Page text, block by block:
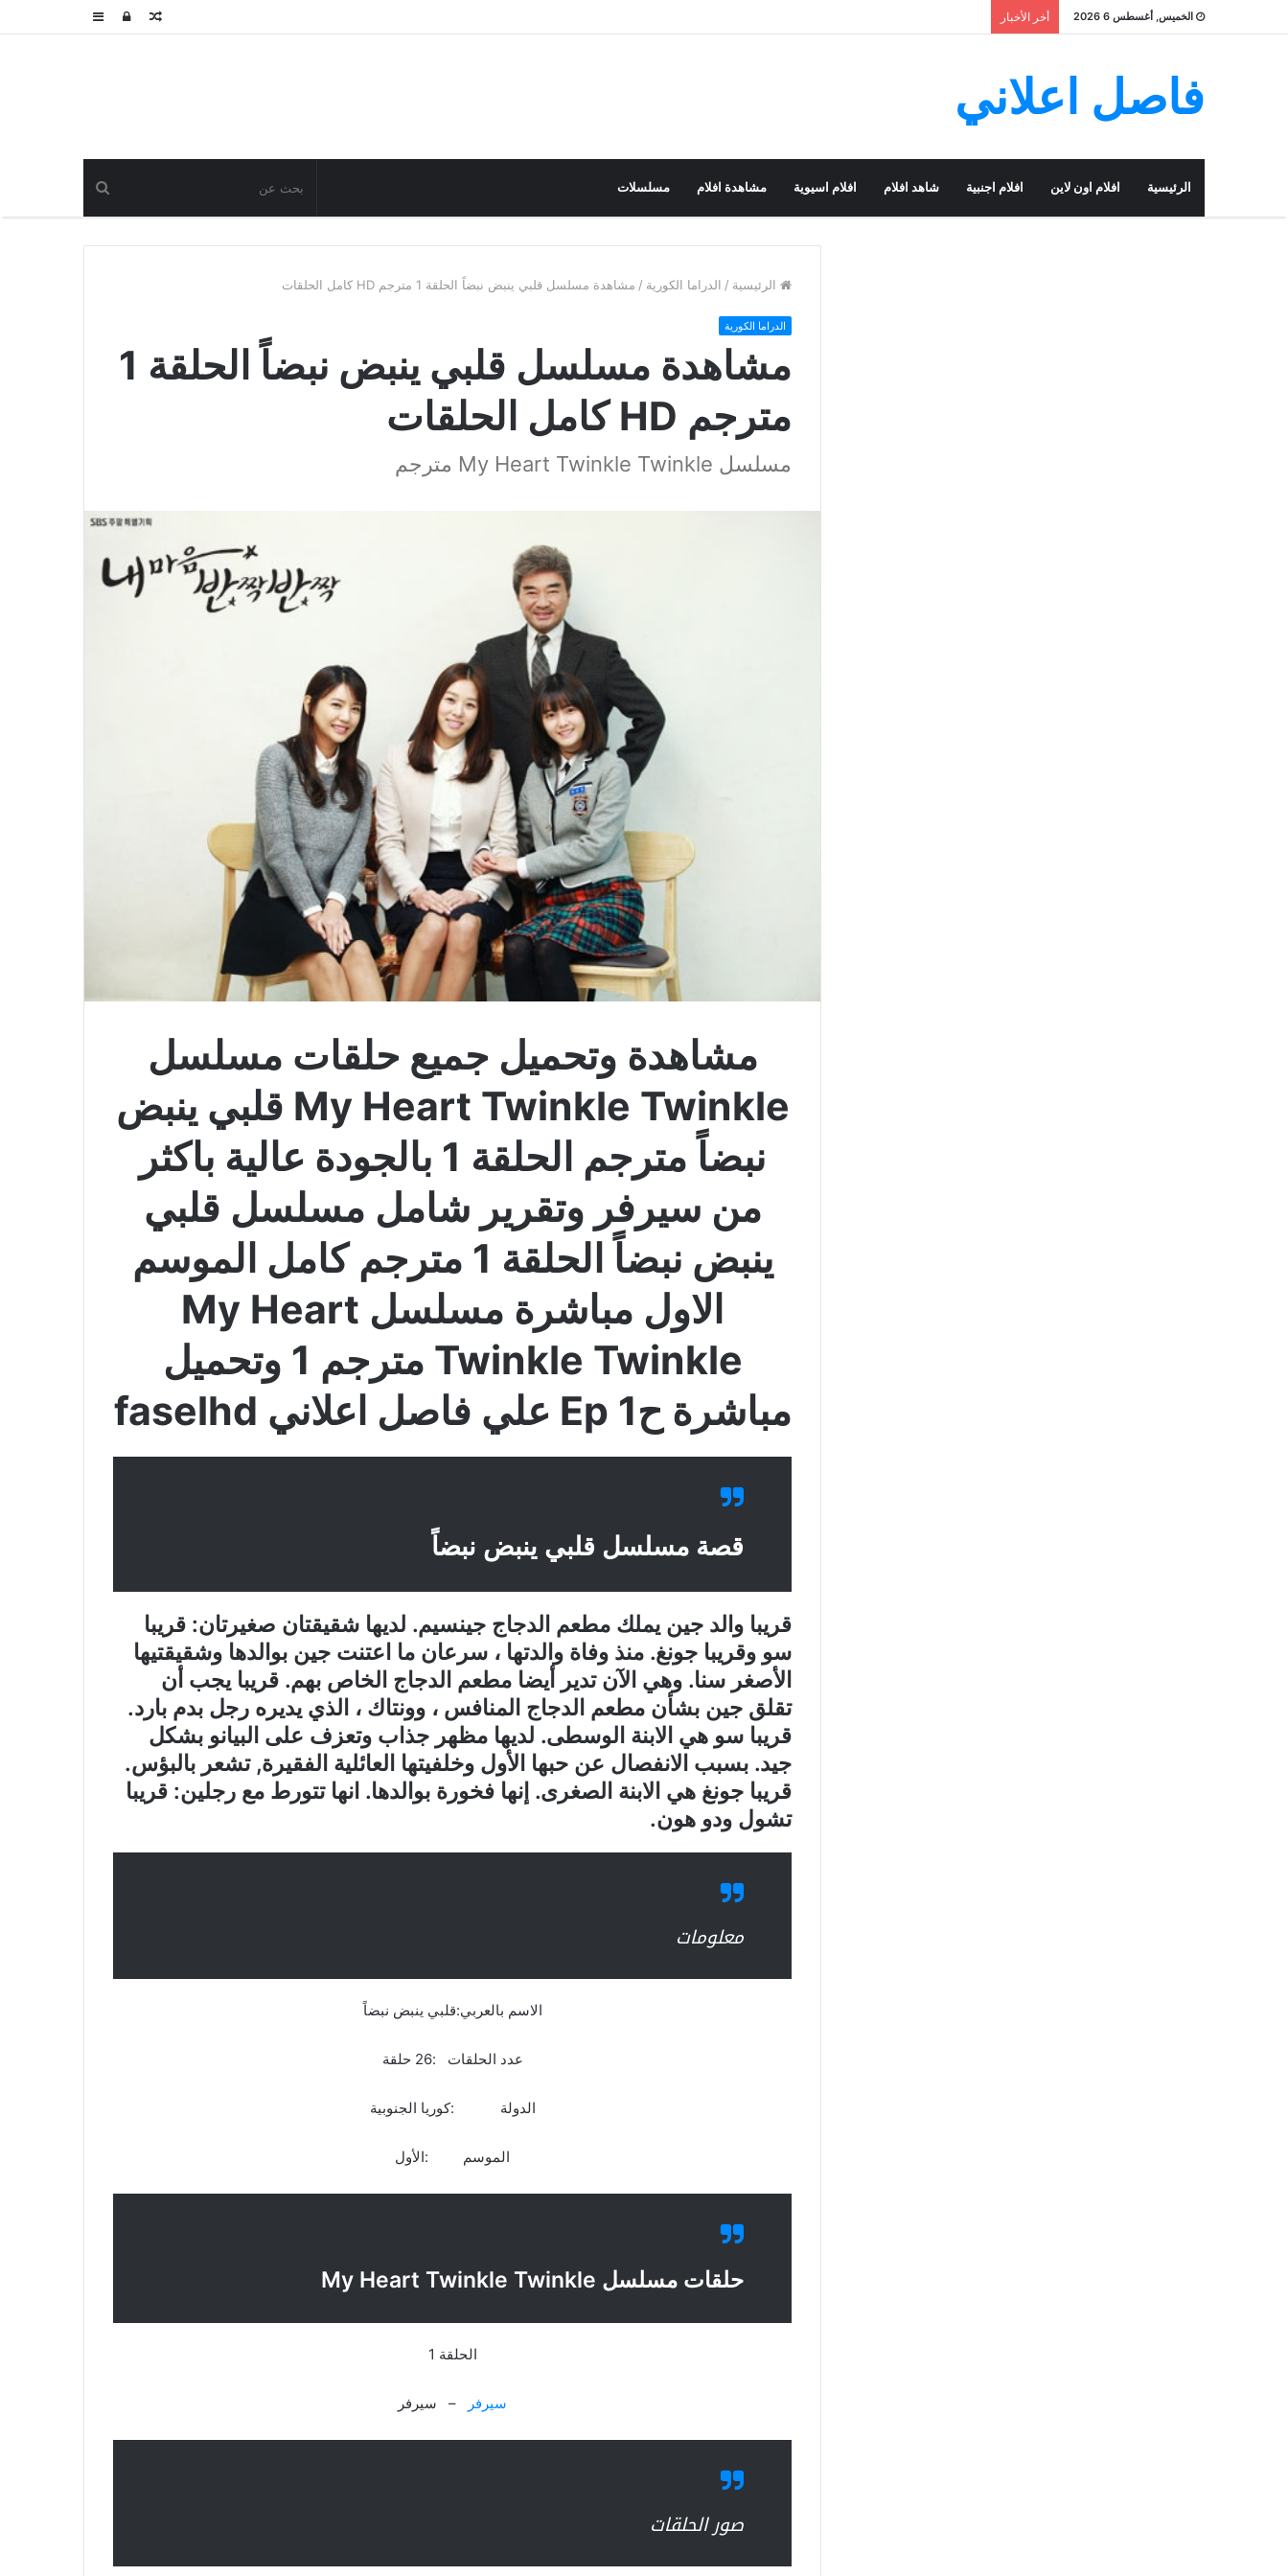
الخميس, أغسطس 6 2026 أخر الأخبار عمودتسجيلمقال
فاصل اعلاني
الرئيسية افلام اون لاين افلام اجنبية شاهد افلام افلام اسيوية مشاهدة افلام مسلسلات
الرئيسية / الدراما الكورية / مشاهدة مسلسل قلبي ينبض نبضاً الحلقة 1 مترجم HD كامل الحلقات
الدراما الكورية
مشاهدة مسلسل قلبي ينبض نبضاً الحلقة 1
مترجم HD كامل الحلقات
مسلسل My Heart Twinkle Twinkle مترجم
مشاهدة وتحميل جميع حلقات مسلسل
My Heart Twinkle Twinkle قلبي ينبض
نبضاً مترجم الحلقة 1 بالجودة عالية باكثر
من سيرفر وتقرير شامل مسلسل قلبي
ينبض نبضاً الحلقة 1 مترجم كامل الموسم
الاول مباشرة مسلسل My Heart
Twinkle Twinkle مترجم 1 وتحميل
مباشرة ح1 Ep علي فاصل اعلاني faselhd
قصة مسلسل قلبي ينبض نبضاً
قريبا والد جين يملك مطعم الدجاج جينسيم. لديها شقيقتان صغيرتان: قريبا
سو وقريبا جونغ. منذ وفاة والدتها ، سرعان ما اعتنت جين بوالدها وشقيقتيها
الأصغر سنا. وهي الآن تدير أيضا مطعم الدجاج الخاص بهم. قريبا يجب أن
تقلق جين بشأن مطعم الدجاج المنافس ، وونتاك ، الذي يديره رجل بدم بارد.
قريبا سو هي الابنة الوسطى. لديها مظهر جذاب وتعزف على البيانو بشكل
جيد. بسبب الانفصال عن حبها الأول وخلفيتها العائلية الفقيرة, تشعر بالبؤس.
قريبا جونغ هي الابنة الصغرى. إنها فخورة بوالدها. انها تتورط مع رجلين: قريبا
تشول ودو هون.
معلومات
الاسم بالعربي:قلبي ينبض نبضاً
عدد الحلقات :26 حلقة
الدولة :كوريا الجنوبية
الموسم :الأول
حلقات مسلسل My Heart Twinkle Twinkle
الحلقة 1
سيرفر – سيرفر
صور الحلقات